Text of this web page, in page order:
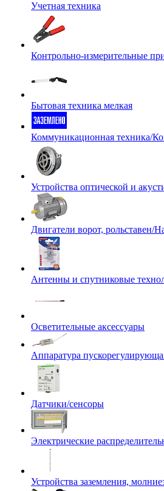
Учетная техника
Контрольно-измерительные
Бытовая техника мелкая
Коммуникационная техника/
Устройства оптической и
Двигатели ворот, рольставен/
Антенны и спутниковые
Осветительные аксессуары
Аппаратура
Датчики/сенсоры
Электрические
Устройства заземления,